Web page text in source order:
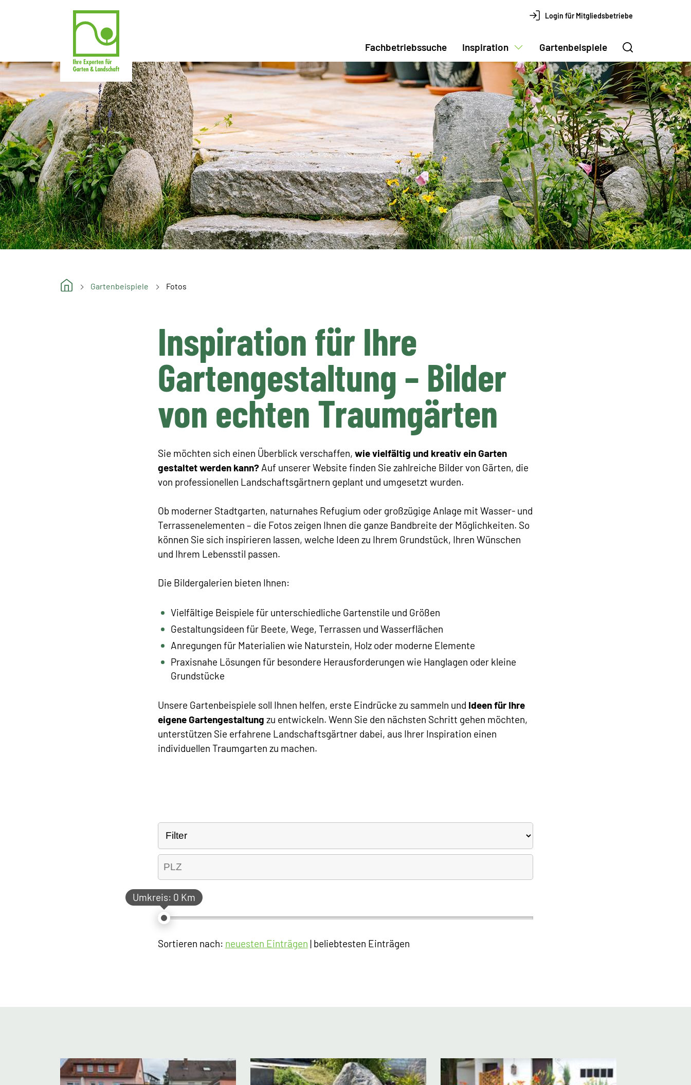
Login für Mitgliedsbetriebe
Fachbetriebssuche Inspiration Gartenbeispiele
Gartenbeispiele Fotos
Inspiration für Ihre
Gartengestaltung – Bilder
von echten Traumgärten
Sie möchten sich einen Überblick verschaffen, wie vielfältig und kreativ ein Garten
gestaltet werden kann?Auf unserer Website finden Sie zahlreiche Bilder von Gärten, die
von professionellen Landschaftsgärtnern geplant und umgesetzt wurden.
Ob moderner Stadtgarten, naturnahes Refugium oder großzügige Anlage mit Wasser- und
Terrassenelementen – die Fotos zeigen Ihnen die ganze Bandbreite der Möglichkeiten. So
können Sie sich inspirieren lassen, welche Ideen zu Ihrem Grundstück, Ihren Wünschen
und Ihrem Lebensstil passen.
Die Bildergalerien bieten Ihnen:
Vielfältige Beispiele für unterschiedliche Gartenstile und Größen
Gestaltungsideen für Beete, Wege, Terrassen und Wasserflächen
Anregungen für Materialien wie Naturstein, Holz oder moderne Elemente
Praxisnahe Lösungen für besondere Herausforderungen wie Hanglagen oder kleine
Grundstücke
Unsere Gartenbeispiele soll Ihnen helfen, erste Eindrücke zu sammeln und Ideen für Ihre
eigene Gartengestaltung zu entwickeln. Wenn Sie den nächsten Schritt gehen möchten,
unterstützen Sie erfahrene Landschaftsgärtner dabei, aus Ihrer Inspiration einen
individuellen Traumgarten zu machen.
Umkreis: 0 Km
Sortieren nach: neuesten Einträgen | beliebtesten Einträgen